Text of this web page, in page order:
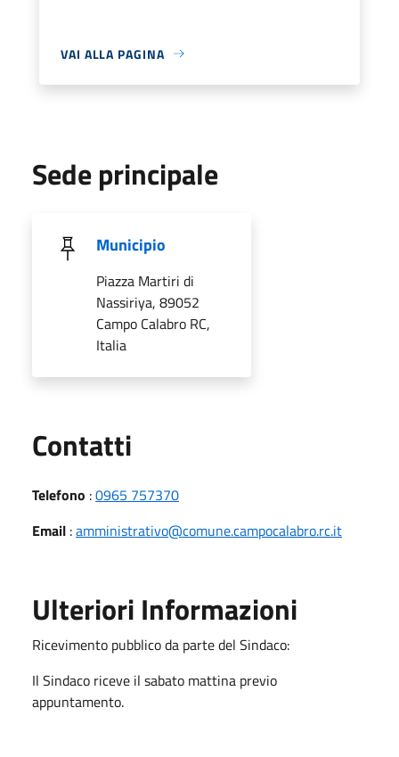
VAI ALLA PAGINA
Sede principale
Municipio
Piazza Martiri di
Nassiriya, 89052
Campo Calabro RC,
Italia
Contatti
Telefono :0965 757370
Email :amministrativo@comune.campocalabro.rc.it
Ulteriori Informazioni
Ricevimento pubblico da parte del Sindaco:
Il Sindaco riceve il sabato mattina previo
appuntamento.